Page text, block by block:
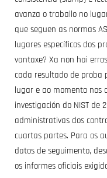
avanza o traballo no
que seguen as normas
lugares específicos dos
vantaxe? Xa non hai
cada resultado de proba
lugar e ao momento nos
investigación do NIST de
administrativas dos
cuartas partes. Para os
datos de seguimento,
os informes oficiais